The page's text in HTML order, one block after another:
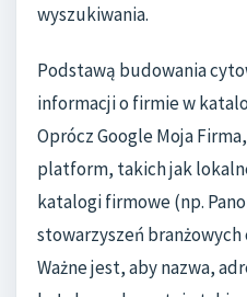
wyszukiwania.
Podstawą budowania
informacji o firmie w
Oprócz Google Moja
platform, takich jak
katalogi firmowe (np.
stowarzyszeń
Ważne jest, aby nazwa,